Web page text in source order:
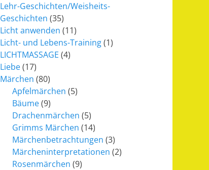
Lehr-Geschichten/Weisheits-
Geschichten (35)
Licht anwenden (11)
Licht- und Lebens-Training(1)
LICHTMASSAGE (4)
Liebe(17)
Märchen (80)
Apfelmärchen (5)
Bäume(9)
Drachenmärchen (5)
Grimms Märchen (14)
Märchenbetrachtungen (3)
Märcheninterpretationen (2)
Rosenmärchen (9)